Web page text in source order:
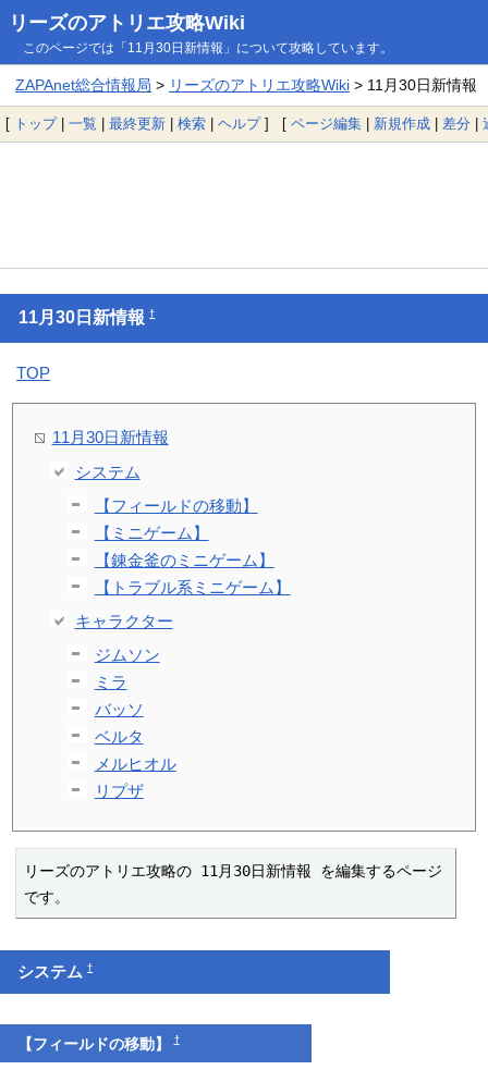
リーズのアトリエ攻略Wiki
このページでは「11月30日新情報」について攻略しています。
ZAPAnet総合情報局 > リーズのアトリエ攻略Wiki> 11月30日新情報
[ トップ| 一覧 | 最終更新 | 検索 | ヘルプ] [ ページ編集 | 新規作成 | 差分 |
11月30日新情報†
TOP
11月30日新情報
システム
【フィールドの移動】
【ミニゲーム】
【錬金釜のミニゲーム】
【トラブル系ミニゲーム】
キャラクター
ジムソン
ミラ
バッソ
ベルタ
メルヒオル
リプザ
リーズのアトリエ攻略の 11月30日新情報 を編集するページ
です。
システム†
【フィールドの移動】†